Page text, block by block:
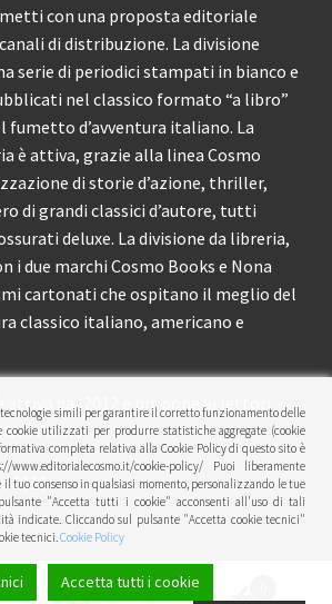
con una proposta editoriale
di distribuzione. La divisione
serie di periodici stampati in bianco e
nel classico formato “a libro”
fumetto d’avventura italiano. La
è attiva, grazie alla linea Cosmo
di storie d’azione, thriller,
di grandi classici d’autore, tutti
deluxe. La divisione da libreria,
i due marchi Cosmo Books e Nona
cartonati che ospitano il meglio del
classico italiano, americano e
attiva dal 2012 e propone ai lettori
l’anno.
2026
simili per garantire il corretto funzionamento delle
cookie utilizzati per produrre statistiche aggregate (cookie
completa relativa alla Cookie Policy di questo sito è
cookie-policy/ Puoi liberamente
tuo consenso in qualsiasi momento, personalizzando le tue
"Accetta tutti i cookie" acconsenti all'uso di tali
indicate. Cliccando sul pulsante "Accetta cookie tecnici"
tecnici.Cookie Policy
Accetta tutti i cookie